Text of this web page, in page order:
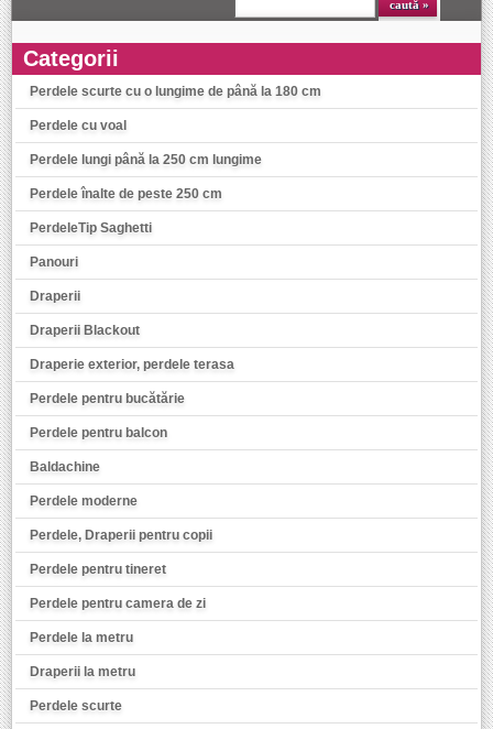
Categorii
Perdele scurte cu o lungime de până la 180 cm
Perdele cu voal
Perdele lungi până la 250 cm lungime
Perdele înalte de peste 250 cm
PerdeleTip Saghetti
Panouri
Draperii
Draperii Blackout
Draperie exterior, perdele terasa
Perdele pentru bucătărie
Perdele pentru balcon
Baldachine
Perdele moderne
Perdele, Draperii pentru copii
Perdele pentru tineret
Perdele pentru camera de zi
Perdele la metru
Draperii la metru
Perdele scurte